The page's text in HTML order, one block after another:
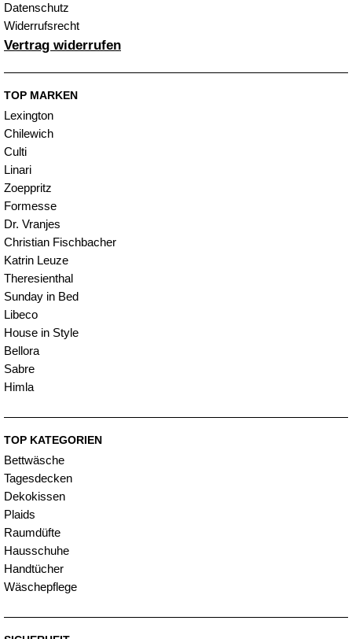
Datenschutz
Widerrufsrecht
Vertrag widerrufen
TOP MARKEN
Lexington
Chilewich
Culti
Linari
Zoeppritz
Formesse
Dr. Vranjes
Christian Fischbacher
Katrin Leuze
Theresienthal
Sunday in Bed
Libeco
House in Style
Bellora
Sabre
Himla
TOP KATEGORIEN
Bettwäsche
Tagesdecken
Dekokissen
Plaids
Raumdüfte
Hausschuhe
Handtücher
Wäschepflege